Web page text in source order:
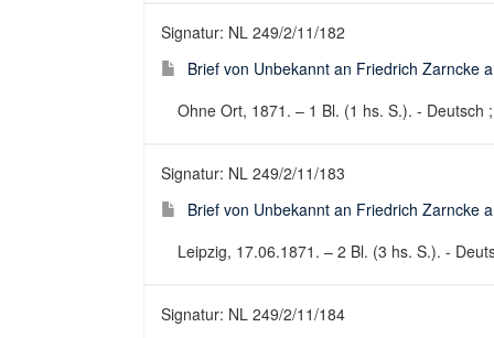
Signatur: NL 249/2/11/182
Brief von Unbekannt an Friedrich Zarncke
Ohne Ort, 1871. – 1 Bl. (1 hs. S.). - Deutsch
Signatur: NL 249/2/11/183
Brief von Unbekannt an Friedrich Zarncke
Leipzig, 17.06.1871. – 2 Bl. (3 hs. S.). -
Signatur: NL 249/2/11/184